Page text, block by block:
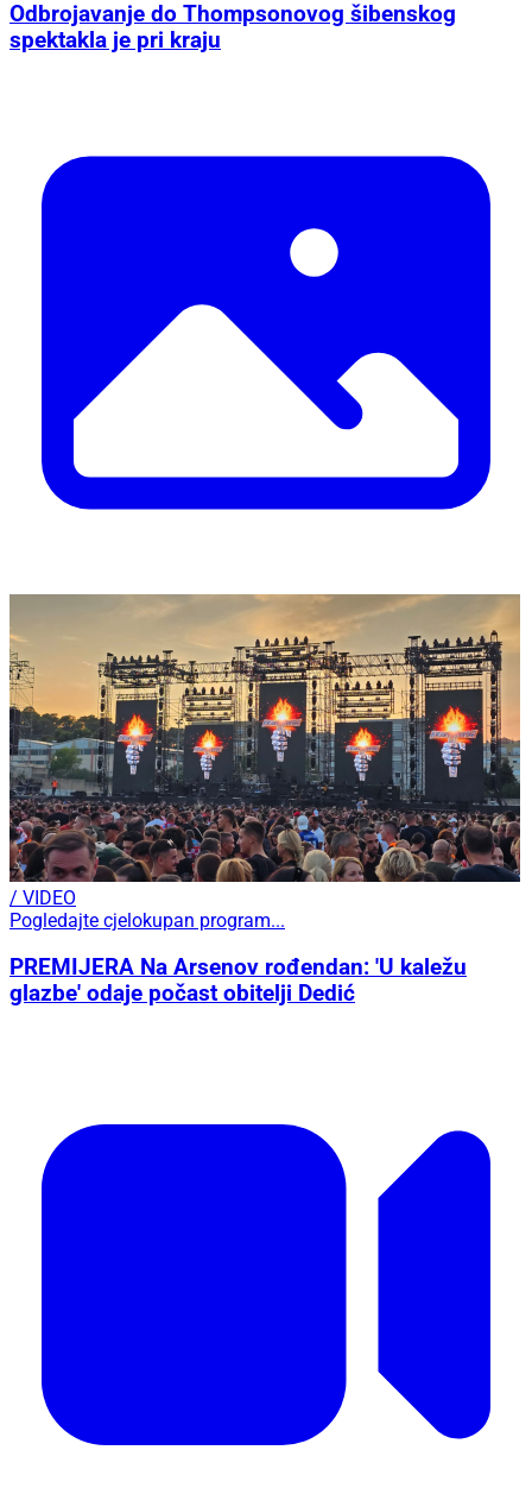
Odbrojavanje do Thompsonovog šibenskog
spektakla je pri kraju
/ VIDEO
Pogledajte cjelokupan program...
PREMIJERA Na Arsenov rođendan: 'U kaležu
glazbe' odaje počast obitelji Dedić